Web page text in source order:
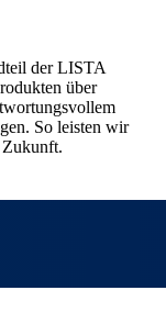
der LISTA
über
So leisten wir
Zukunft.